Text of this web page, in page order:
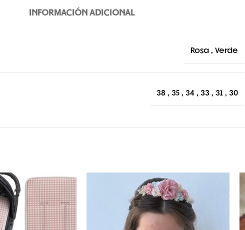
INFORMACIÓN ADICIONAL
Rosa , Verde
38 , 35 , 34 , 33 , 31 , 30